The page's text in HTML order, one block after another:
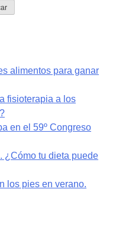
alimentos para ganar
fisioterapia a los
en el 59º Congreso
¿Cómo tu dieta puede
los pies en verano.